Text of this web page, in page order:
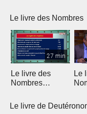
Le livre des Nombres
27 min
Le livre des
Nombres
Le
Le livre de